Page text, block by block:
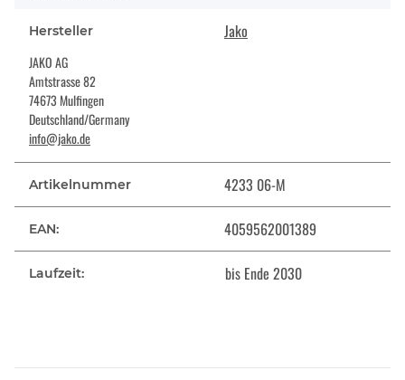
Hersteller Jako
JAKO AG
Amtstrasse 82
74673 Mulfingen
Deutschland/Germany
info@jako.de
Artikelnummer 4233 06-M
EAN: 4059562001389
Laufzeit: bis Ende 2030